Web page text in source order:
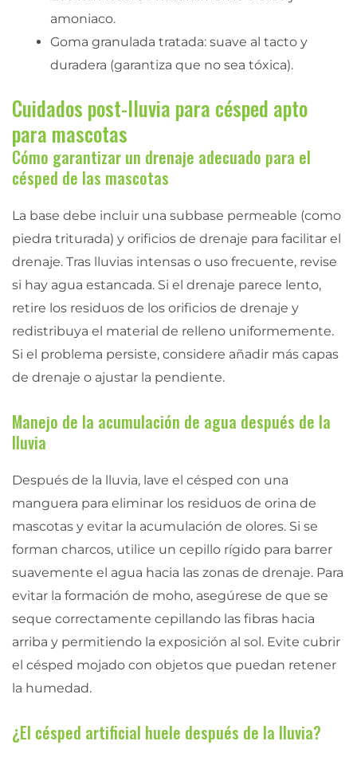
amoniaco.
Goma granulada tratada: suave al tacto y
duradera (garantiza que no sea tóxica).
Cuidados post-lluvia para césped apto
para mascotas
Cómo garantizar un drenaje adecuado para el
césped de las mascotas
La base debe incluir una subbase permeable (como
piedra triturada) y orificios de drenaje para facilitar el
drenaje. Tras lluvias intensas o uso frecuente, revise
si hay agua estancada. Si el drenaje parece lento,
retire los residuos de los orificios de drenaje y
redistribuya el material de relleno uniformemente.
Si el problema persiste, considere añadir más capas
de drenaje o ajustar la pendiente.
Manejo de la acumulación de agua después de la
lluvia
Después de la lluvia, lave el césped con una
manguera para eliminar los residuos de orina de
mascotas y evitar la acumulación de olores. Si se
forman charcos, utilice un cepillo rígido para barrer
suavemente el agua hacia las zonas de drenaje. Para
evitar la formación de moho, asegúrese de que se
seque correctamente cepillando las fibras hacia
arriba y permitiendo la exposición al sol. Evite cubrir
el césped mojado con objetos que puedan retener
la humedad.
¿El césped artificial huele después de la lluvia?